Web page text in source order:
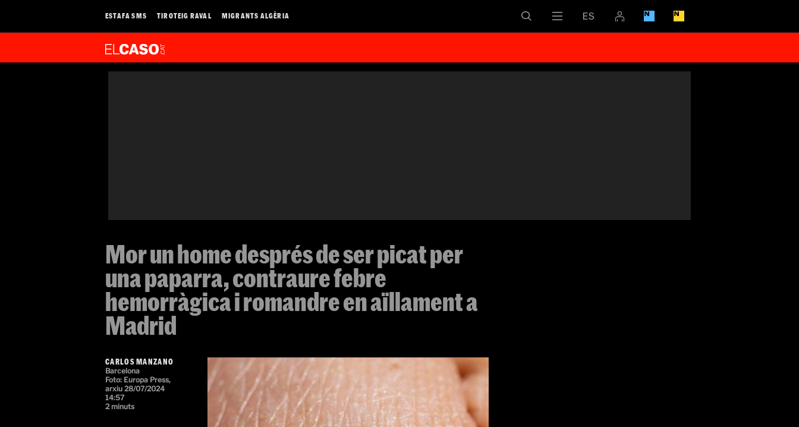
ESTAFA SMS TIROTEIG RAVAL MIGRANTS ALGÈRIA
Mor un home després de ser picat per
una paparra, contraure febre
hemorràgica i romandre en aïllament a
Madrid
CARLOS MANZANO
Barcelona
Foto: Europa Press,
arxiu 28/07/2024
14:57
2 minuts